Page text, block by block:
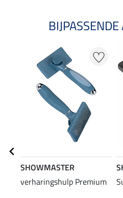
SHOWMASTER
verharingshulp Premium